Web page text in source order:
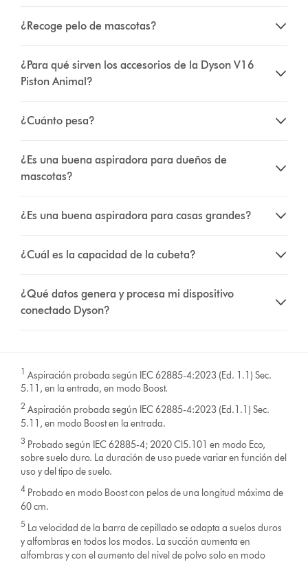
¿Recoge pelo de mascotas?
¿Para qué sirven los accesorios de la Dyson V16
Piston Animal?
¿Cuánto pesa?
¿Es una buena aspiradora para dueños de
mascotas?
¿Es una buena aspiradora para casas grandes?
¿Cuál es la capacidad de la cubeta?
¿Qué datos genera y procesa mi dispositivo
conectado Dyson?
1 Aspiración probada según IEC 62885-4:2023 (Ed. 1.1) Sec.
5.11, en la entrada, en modo Boost.
2 Aspiración probada según IEC 62885-4:2023 (Ed.1.1) Sec.
5.11, en modo Boost en la entrada.
3 Probado según IEC 62885-4; 2020 Cl5.101 en modo Eco,
sobre suelo duro. La duración de uso puede variar en función del
uso y del tipo de suelo.
4 Probado en modo Boost con pelos de una longitud máxima de
60 cm.
5 La velocidad de la barra de cepillado se adapta a suelos duros
y alfombras en todos los modos. La succión aumenta en
alfombras y con el aumento del nivel de polvo solo en modo